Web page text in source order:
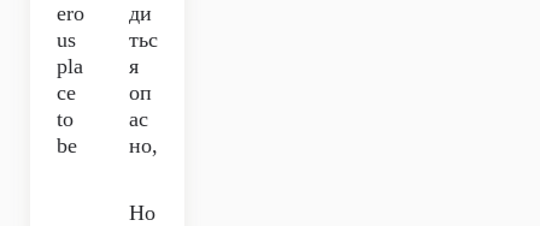
ero
us
pla
ce
to
be
ди
тьс
я
оп
ас
но,
Но